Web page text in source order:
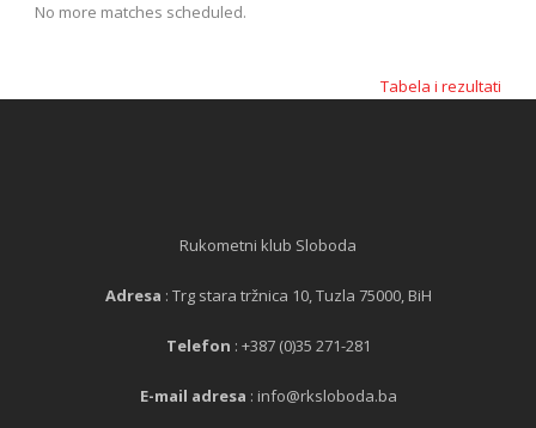
No more matches scheduled.
Tabela i rezultati
Rukometni klub Sloboda
Adresa : Trg stara tržnica 10, Tuzla 75000, BiH
Telefon : +387 (0)35 271-281
E-mail adresa : info@rksloboda.ba